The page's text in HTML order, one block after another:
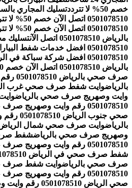
خصم 50% لا تتردد
تسليك المجاري
0501078510 اتصل الآن خصم 50% لا تتردد
0501078510 اتصل الآن خصم 50% لا تتردد
بالرياض 0501078510 اتصل الآن
تسليك
0501078510 افضل خدمات شفط البيارات
0501078510 افضل شركة سباكة في الرياض
بالرياض 0501078510 اتصل الآن خصم 50% لا تتردد
صرف
بالرياض
وايت وصهريج صرف صحي بالرياض
0501078510 رقم وايت وصهريج صرف صحي بالرياض
صحي
بالرياض
وصهريج صرف صحي بالرياضشفط
0501078510 رقم وايت وصهريج صرف صحي بالرياض
صرف صحي بالرياض
0501078510 رقم وايت وصهريج صرف صحي بالرياض
صحي الرياض